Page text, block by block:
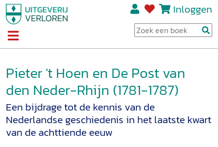
Inloggen
Pieter 't Hoen en De Post van
den Neder-Rhijn (1781-1787)
Een bijdrage tot de kennis van de
Nederlandse geschiedenis in het laatste kwart
van de achttiende eeuw